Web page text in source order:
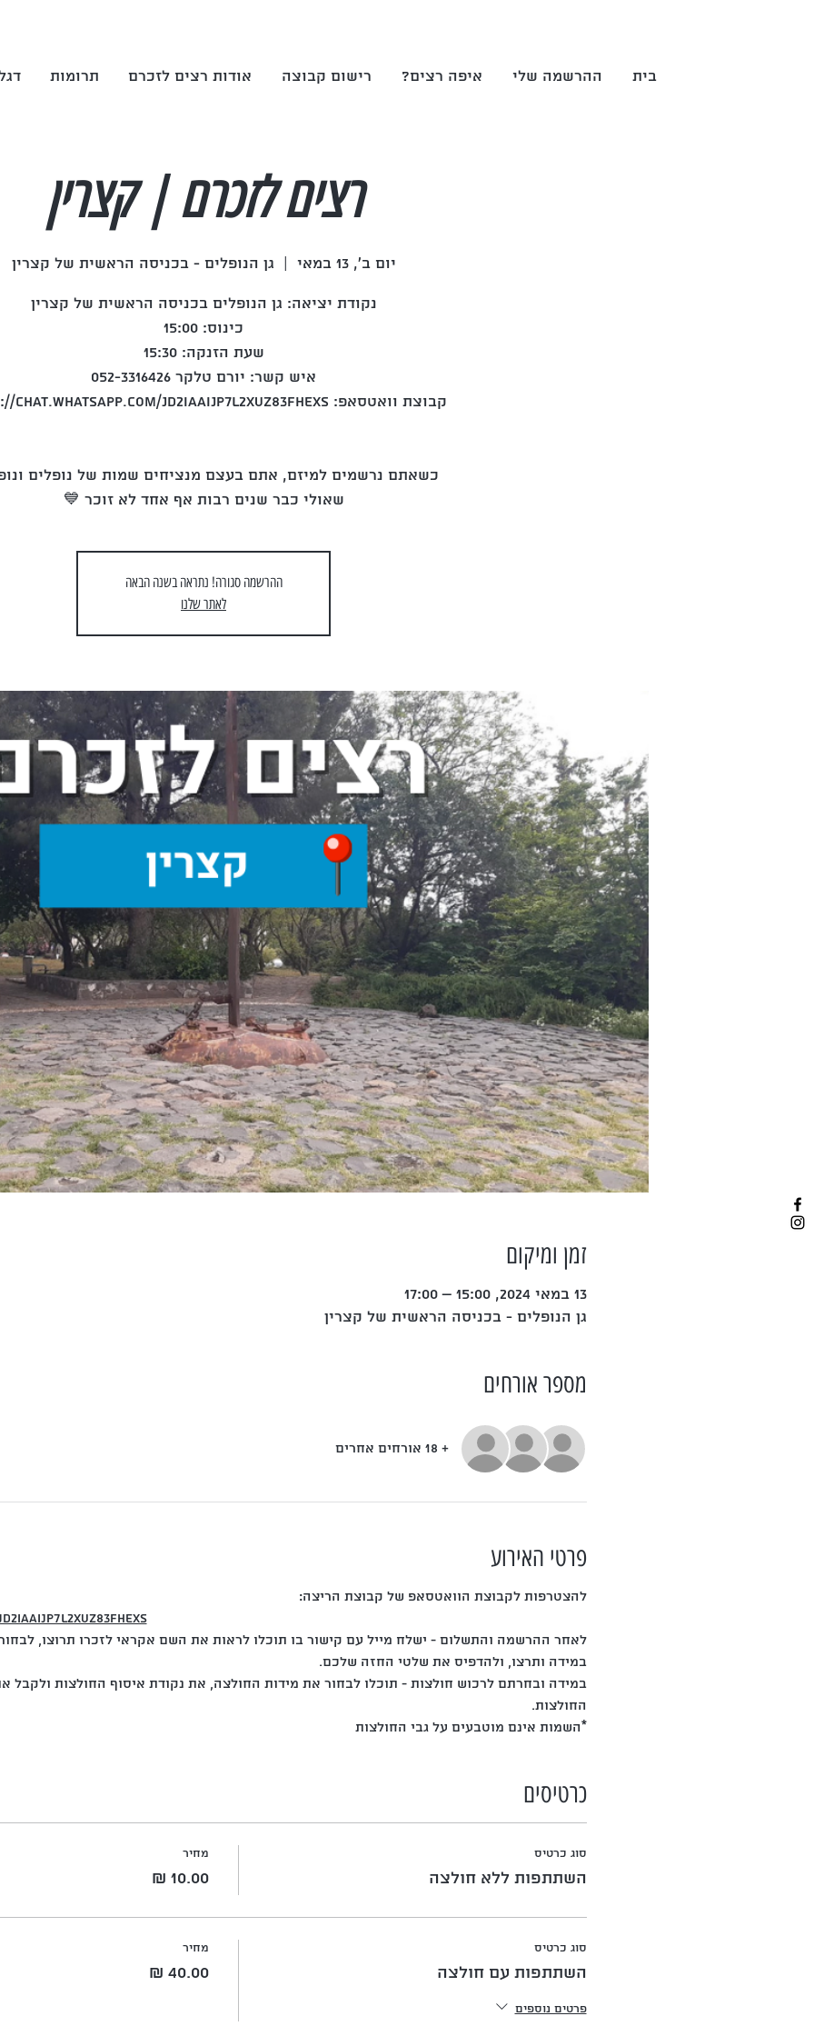
בית ההרשמה שלי איפה רצים? רישום קבוצה אודות רצים לזכרם תרומות
רצים לזכרם | קצרין
יום ב׳, 13 במאי גן הנופלים - בכניסה הראשית של קצרין
כשאתם נרשמים למיזם, אתם בעצם מנציחים שמות של נופלים
שאולי כבר שנים רבות אף אחד לא זוכר 💙
ההרשמה סגורה! נתראה בשנה הבאה
לאתר שלנו
זמן ומיקום
13 במאי 2024, 15:00 – 17:00
גן הנופלים - בכניסה הראשית של קצרין
מספר אורחים
+ 18 אורחים אחרים
פרטי האירוע
להצטרפות לקבוצת הוואטסאפ של קבוצת הריצה:
לאחר ההרשמה והתשלום - ישלח מייל עם קישור בו תוכלו לראות את השם אקראי לזכרו תרוצו,
במידה ותרצו, ולהדפיס את שלטי החזה שלכם.
במידה ובחרתם לרכוש חולצות - תוכלו לבחור את מידות החולצה, את נקודת איסוף החולצות
החולצות.
*השמות אינם מוטבעים על גבי החולצות
כרטיסים
סוג כרטיס
השתתפות ללא חולצה
מחיר
סוג כרטיס
השתתפות עם חולצה
פרטים נוספים
מחיר